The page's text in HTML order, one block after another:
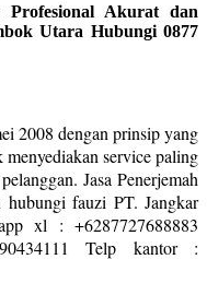
Profesional Akurat dan
Utara Hubungi 0877
2008 dengan prinsip yang
service paling
Jasa Penerjemah
fauzi PT. Jangkar
xl : +6287727688883
Telp kantor :